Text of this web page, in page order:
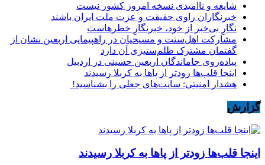
شایعه و ناامیدی نسخه امروز کشور نیست
خبرنگاران راوی حقیقت و عزت ملت ایران باشند
نگارِ بی‌خبر از خود، خبرنگارِ خطرهاست
مشارکت اهل‌سنت و مسیحیان در راهپیمایی اربعین نشان از
گفتمان مشترک ظلم‌ستیزی آن دارد
پیاده‌روی جاماندگان اربعین حسینی در اردبیل
اینجا قلب‌ها زودتر از پاها به کربلا رسیدند
هشدار امنیتی: سایت‌های جعلی را بشناسید!
گزارش
اینجا قلب‌ها زودتر از پاها به کربلا رسیدند